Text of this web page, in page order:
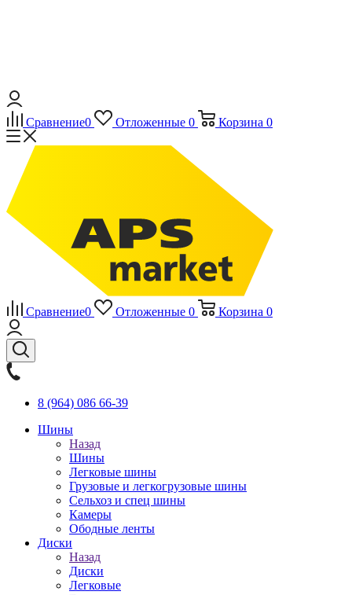
Сравнение0 Отложенные 0 Корзина 0
Сравнение0 Отложенные 0 Корзина 0
8 (964) 086 66-39
Шины
Назад
Шины
Легковые шины
Грузовые и легкогрузовые шины
Сельхоз и спец шины
Камеры
Ободные ленты
Диски
Назад
Диски
Легковые